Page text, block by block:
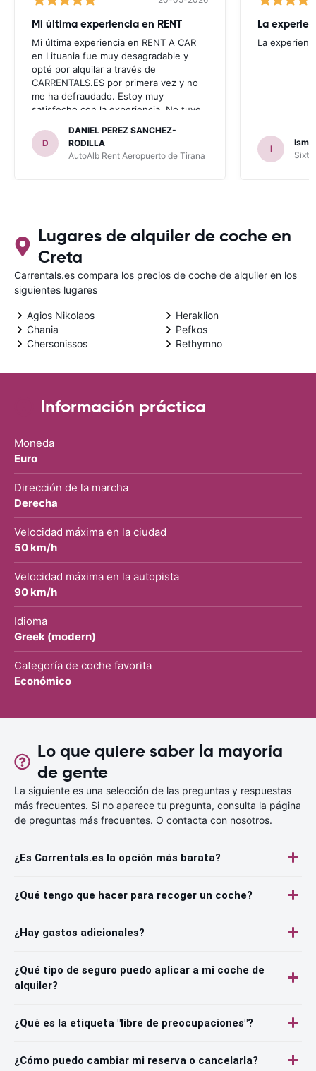
Mi última experiencia en RENT
Mi última experiencia en RENT A CAR
en Lituania fue muy desagradable y
opté por alquilar a través de
CARRENTALS.ES por primera vez y no
me ha defraudado. Estoy muy
satisfecho con la experiencia. No tuve
invitaron a adquirir un seguro (como
había leído en varios blog). En mis
anteriores viajes nunca había alquilado
para ALBANIA
D
DANIEL PEREZ SANCHEZ-
RODILLA
AutoAlb Rent Aeropuerto de Tirana
La
La
I
Sixt
Lugares de alquiler de coche en
Creta
Carrentals.es compara los precios de coche de alquiler en los
siguientes lugares
Agios Nikolaos
Chania
Chersonissos
Heraklion
Pefkos
Rethymno
Información práctica
Moneda
Euro
Dirección de la marcha
Derecha
Velocidad máxima en la ciudad
50 km/h
Velocidad máxima en la autopista
90 km/h
Idioma
Greek (modern)
Categoría de coche favorita
Económico
Lo que quiere saber la mayoría
de gente
La siguiente es una selección de las preguntas y respuestas
más frecuentes. Si no aparece tu pregunta, consulta la página
de preguntas más frecuentes. O contacta con nosotros.
¿Es Carrentals.es la opción más barata?
¿Qué tengo que hacer para recoger un coche?
¿Hay gastos adicionales?
¿Qué tipo de seguro puedo aplicar a mi coche de
alquiler?
¿Qué es la etiqueta "libre de preocupaciones"?
¿Cómo puedo cambiar mi reserva o cancelarla?